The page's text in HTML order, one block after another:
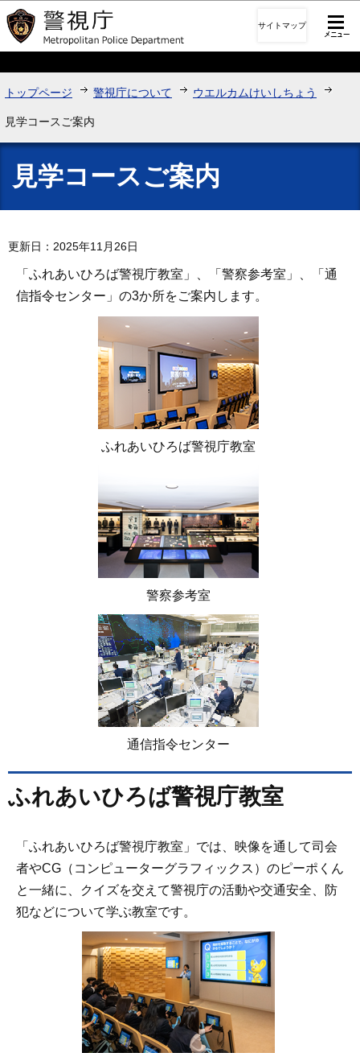
このページの本文へ移動
サイトマップ
トップページ 警視庁について ウエルカムけいしちょう
見学コースご案内
見学コースご案内
更新日：2025年11月26日
「ふれあいひろば警視庁教室」、「警察参考室」、「通
信指令センター」の3か所をご案内します。
ふれあいひろば警視庁教室
警察参考室
通信指令センター
ふれあいひろば警視庁教室
「ふれあいひろば警視庁教室」では、映像を通して司会
者やCG（コンピューターグラフィックス）のピーポくん
と一緒に、クイズを交えて警視庁の活動や交通安全、防
犯などについて学ぶ教室です。